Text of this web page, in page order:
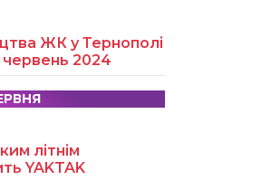
ЖК у Тернополі
червень 2024
літнім
YAKTAK